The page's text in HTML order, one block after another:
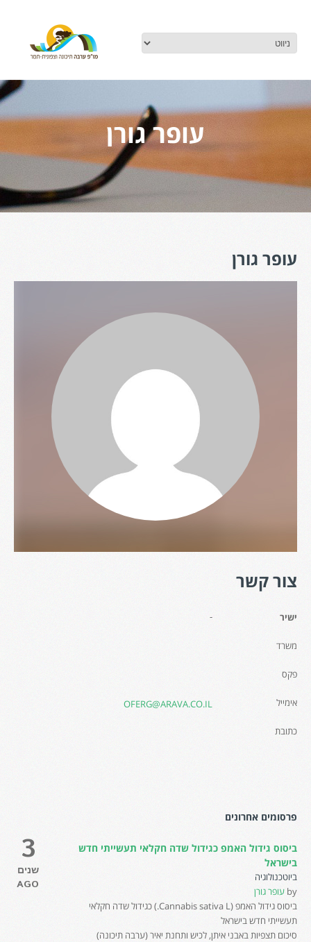
עופר גורן
עופר גורן
צור קשר
ישיר
משרד
פקס
אימייל
כתובת
-
OFERG@ARAVA.CO.IL
פרסומים אחרונים
3
שנים
AGO
ביסוס גידול האמפ כגידול שדה חקלאי תעשייתי חדש
בישראל
ביוטכנולוגיה
by עופר גורן
ביסוס גידול האמפ (Cannabis sativa L.) כגידול שדה חקלאי
תעשייתי חדש בישראל
סיכום תצפיות באבני איתן, לכיש ותחנת יאיר (ערבה תיכונה)